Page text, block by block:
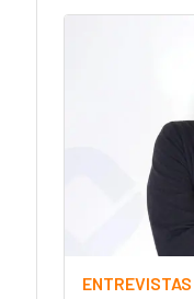
ENTREVISTAS